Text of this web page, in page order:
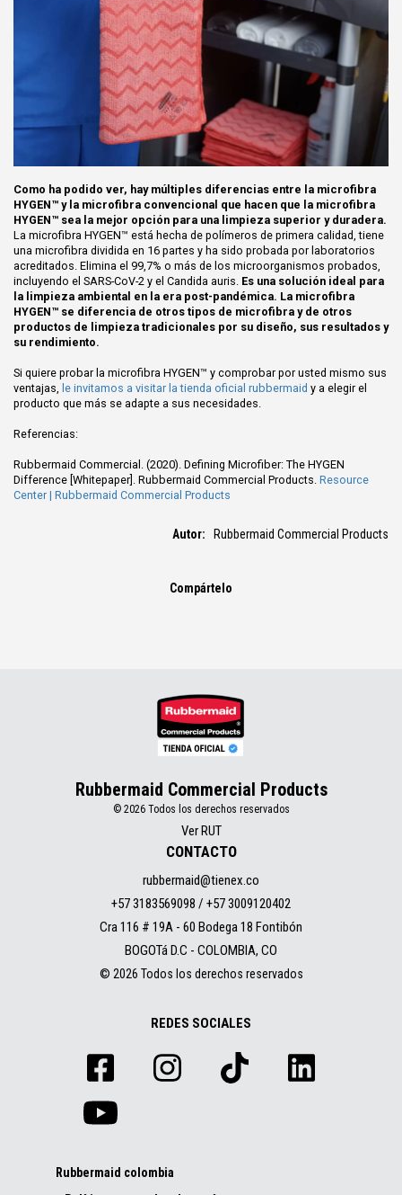
Como ha podido ver, hay múltiples diferencias entre la microfibra
HYGEN™ y la microfibra convencional que hacen que la microfibra
HYGEN™ sea la mejor opción para una limpieza superior y duradera.
La microfibra HYGEN™ está hecha de polímeros de primera calidad, tiene
una microfibra dividida en 16 partes y ha sido probada por laboratorios
acreditados. Elimina el 99,7% o más de los microorganismos probados,
incluyendo el SARS-CoV-2 y el Candida auris. Es una solución ideal para
la limpieza ambiental en la era post-pandémica. La microfibra
HYGEN™ se diferencia de otros tipos de microfibra y de otros
productos de limpieza tradicionales por su diseño, sus resultados y
su rendimiento.
Si quiere probar la microfibra HYGEN™ y comprobar por usted mismo sus
ventajas,
le invitamos a visitar la tienda oficial rubbermaid y a elegir el
producto que más se adapte a sus necesidades.
Referencias:
Rubbermaid Commercial. (2020). Defining Microfiber: The HYGEN
Difference [Whitepaper]. Rubbermaid Commercial Products. Resource
Center | Rubbermaid Commercial Products
Autor: Rubbermaid Commercial Products
Compártelo
Rubbermaid Commercial Products
© 2026 Todos los derechos reservados
Ver RUT
CONTACTO
rubbermaid@tienex.co
+57 3183569098 / +57 3009120402
Cra 116 # 19A - 60 Bodega 18 Fontibón
BOGOTá D.C - COLOMBIA, CO
© 2026 Todos los derechos reservados
REDES SOCIALES
Rubbermaid colombia